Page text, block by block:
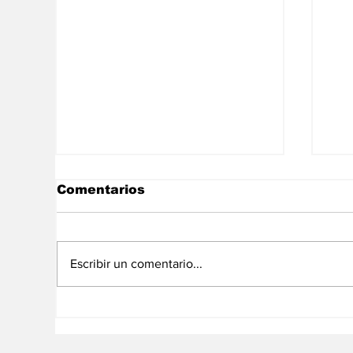
Comentarios
Escribir un comentario...